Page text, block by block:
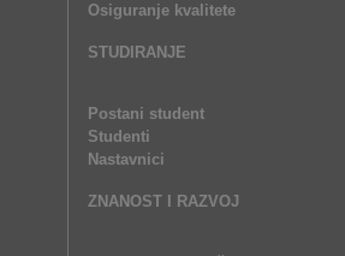
Osiguranje kvalitete
STUDIRANJE
Postani student
Studenti
Nastavnici
ZNANOST I RAZVOJ